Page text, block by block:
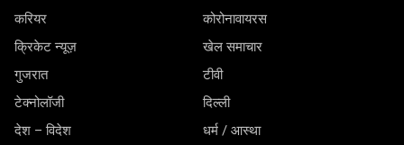
करियर
कोरोनावायरस
क्रिकेट न्यूज़
खेल समाचार
गुजरात
टीवी
टेक्नोलॉजी
दिल्ली
देश – विदेश
धर्म / आस्था